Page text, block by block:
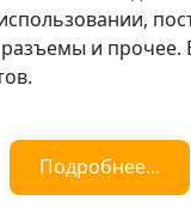
и прочее.
Подробнее...